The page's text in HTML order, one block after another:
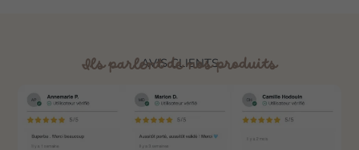
AVIS CLIENTS
Ils parlent de nos produits